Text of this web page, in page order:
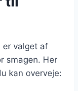
er valget af
smagen. Her
kan overveje: